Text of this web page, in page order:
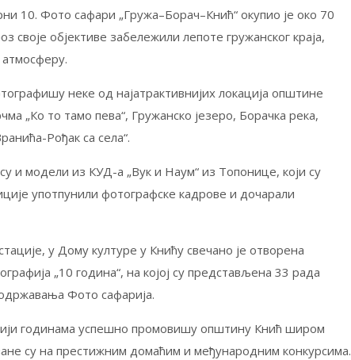
10. Фото сафари „Гружа–Борач–Кнић“ окупио је око 70
своје објективе забележили лепоте гружанског краја,
неке од најатрактивнијих локација општине
„Ко то тамо пева“, Гружанско језеро, Борачка река,
Рођак са села“.
и модели из КУД-а „Вук и Наум“ из Топонице, који су
употпунили фотографске кадрове и дочарали
у Дому културе у Книћу свечано је отворена
„10 година“, на којој су представљена 33 рада
Фото сафарија.
годинама успешно промовишу општину Кнић широм
су на престижним домаћим и међународним конкурсима.